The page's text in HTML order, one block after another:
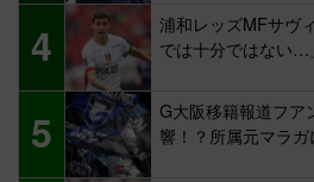
4
浦和レッズMFサヴ
では十分ではない…
5
G大阪移籍報道フア
響！？所属元マラ